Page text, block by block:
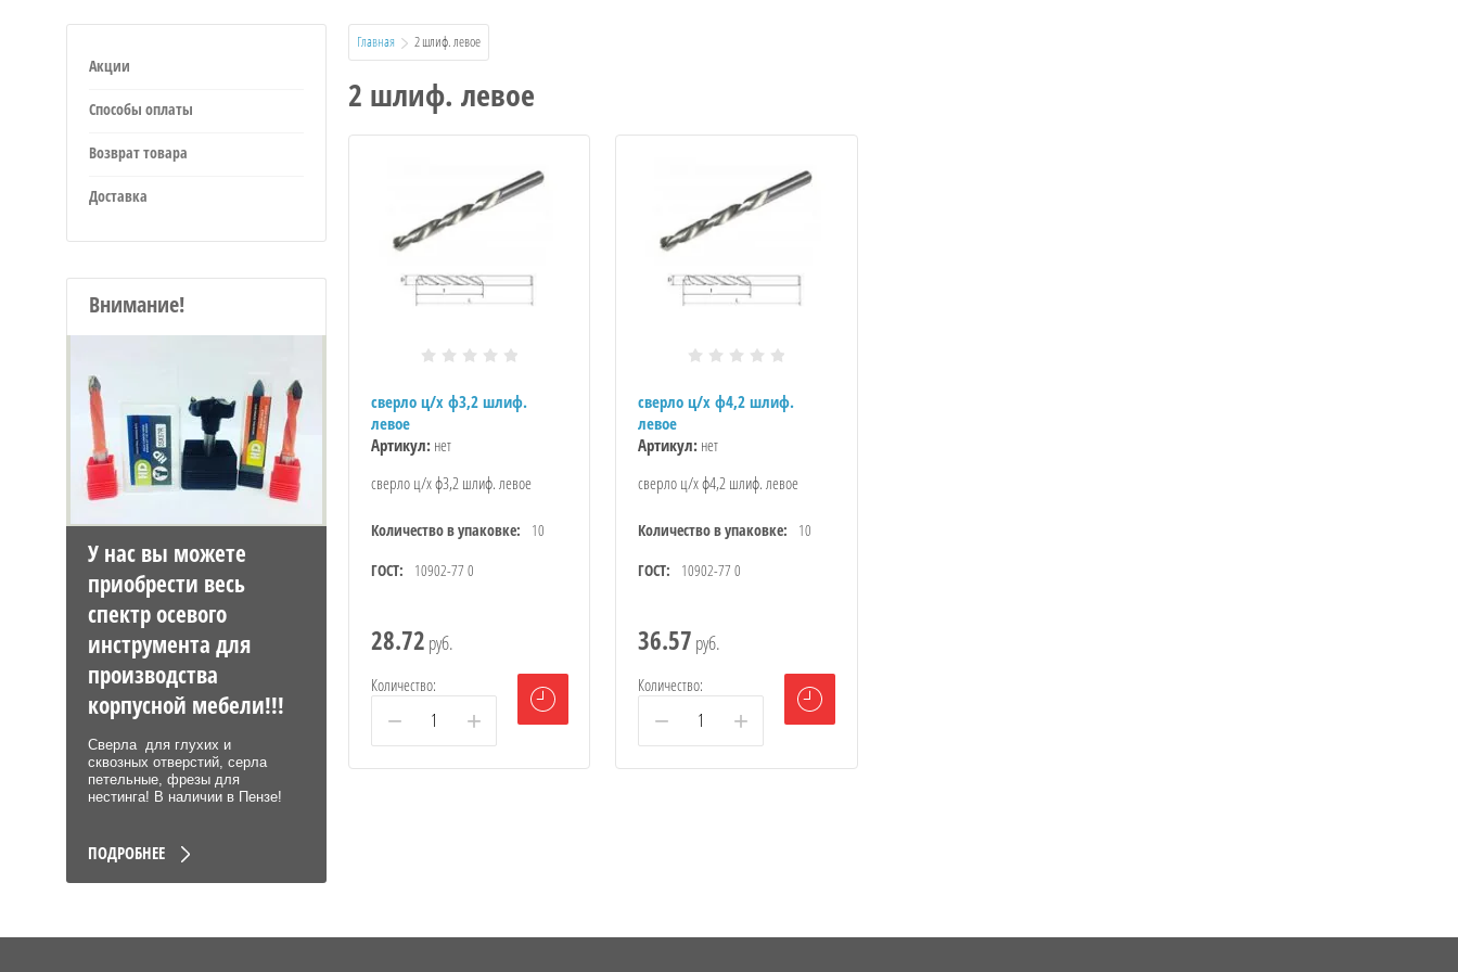
Акции
Способы оплаты
Возврат товара
Доставка
Внимание!
У нас вы можете
приобрести весь
спектр осевого
инструмента для
производства
корпусной мебели!!!
Сверла для глухих и
сквозных отверстий, серла
петельные, фрезы для
нестинга! В наличии в Пензе!
ПОДРОБНЕЕ
Главная
  2 шлиф. левое
2 шлиф. левое
сверло ц/х ф3,2 шлиф.
левое
Артикул: нет
сверло ц/х ф3,2 шлиф. левое
Количество в упаковке:
10
ГОСТ:
10902-77 0
28.72 руб.
Количество:
− +
сверло ц/х ф4,2 шлиф.
левое
Артикул: нет
сверло ц/х ф4,2 шлиф. левое
Количество в упаковке:
10
ГОСТ:
10902-77 0
36.57 руб.
Количество:
− +